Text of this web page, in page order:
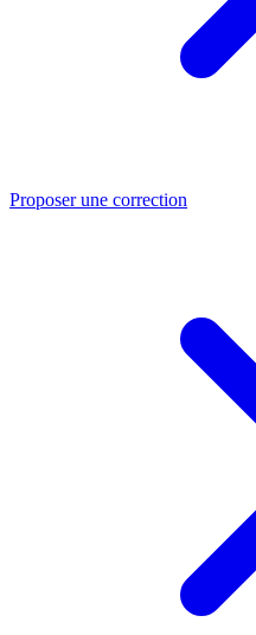
Proposer une correction